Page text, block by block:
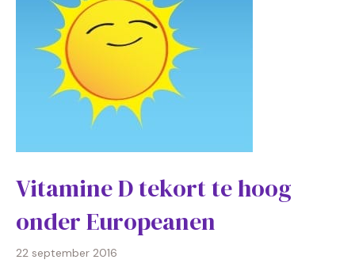
Vitamine D tekort te hoog
onder Europeanen
22 september 2016